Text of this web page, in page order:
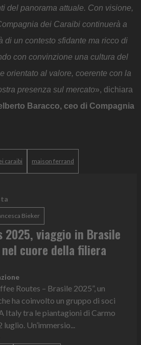
del panorama attuale. Con visione,
dei Caraibi continuerà a
di un contesto sfidante ma ricco di
con convinzione una cultura del
orientato al valore, coerente con la
presenza sul mercato», dichiara
Baracco, ceo di Compagnia
caraibi maison ferrand
Bieker
2025, viaggio in Brasile
cuore della filiera
Routes – Brasile 2025”, un
ha coinvolto un gruppo di soci
Italy tra le piantagioni di Carmo
Un’immersio...